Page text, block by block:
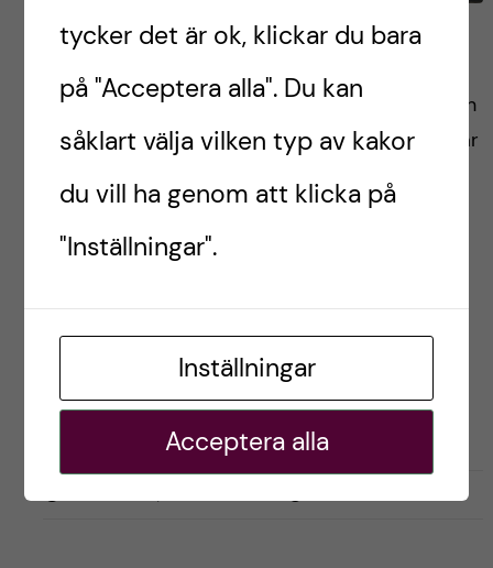
Two seats, one adventure
Efter månader av pappersarbete, mejl fram och
tillbaka, väntan på visum och allt däremellan var
Stockholm, men eftersom det inte finns något
direktflyg […]
Postad avMohamed, USA
LIVET SOM UTBYTESSTUDENT
0
tycker det är ok, klickar du bara
på "Acceptera alla". Du kan
såklart välja vilken typ av kakor
du vill ha genom att klicka på
"Inställningar".
Inställningar
Acceptera alla